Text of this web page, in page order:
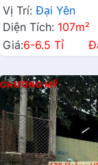
Vị Trí: Đại Yên
Diện Tích: 107m²
Giá:6-6.5 Tỉ
CHƯƠNG MỸ